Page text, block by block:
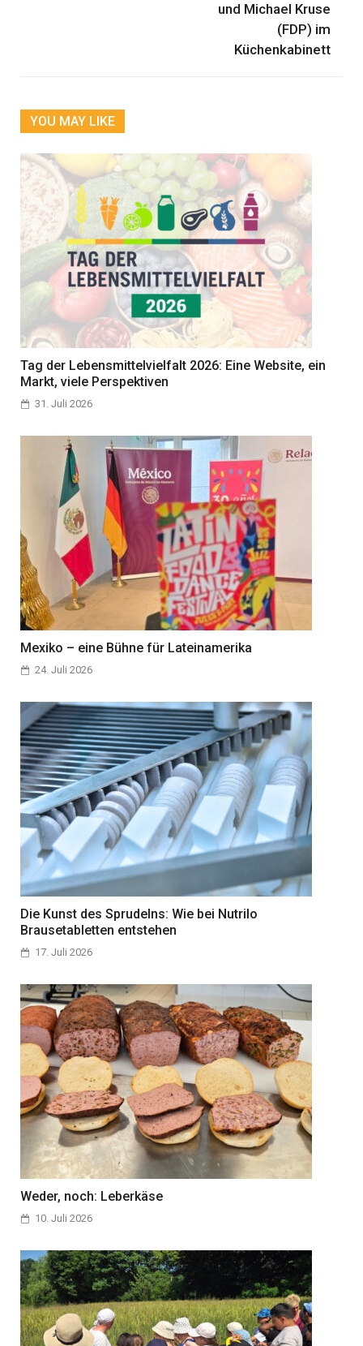
und Michael Kruse
(FDP) im
Küchenkabinett
YOU MAY LIKE
Tag der Lebensmittelvielfalt 2026: Eine Website, ein
Markt, viele Perspektiven
31. Juli 2026
Mexiko – eine Bühne für Lateinamerika
24. Juli 2026
Die Kunst des Sprudelns: Wie bei Nutrilo
Brausetabletten entstehen
17. Juli 2026
Weder, noch: Leberkäse
10. Juli 2026